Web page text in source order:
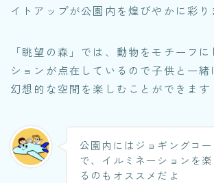
イトアップが公園内を煌びやかに彩り
「眺望の森」では、動物をモチーフ
ションが点在しているので子供と一緒
幻想的な空間を楽しむことができます
公園内にはジョギングコ
で、イルミネーションを
るのもオススメだよ